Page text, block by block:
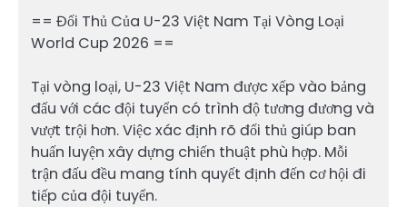
== Đối Thủ Của U-23 Việt Nam Tại Vòng Loại
World Cup 2026 ==
Tại vòng loại, U-23 Việt Nam được xếp vào bảng
đấu với các đội tuyển có trình độ tương đương và
vượt trội hơn. Việc xác định rõ đối thủ giúp ban
huấn luyện xây dựng chiến thuật phù hợp. Mỗi
trận đấu đều mang tính quyết định đến cơ hội đi
tiếp của đội tuyển.